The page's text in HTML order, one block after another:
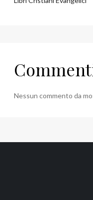
Nessun commento da